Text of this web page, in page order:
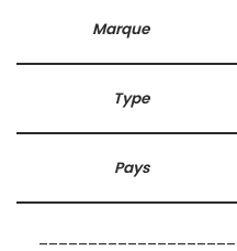
Marque
Type
Pays